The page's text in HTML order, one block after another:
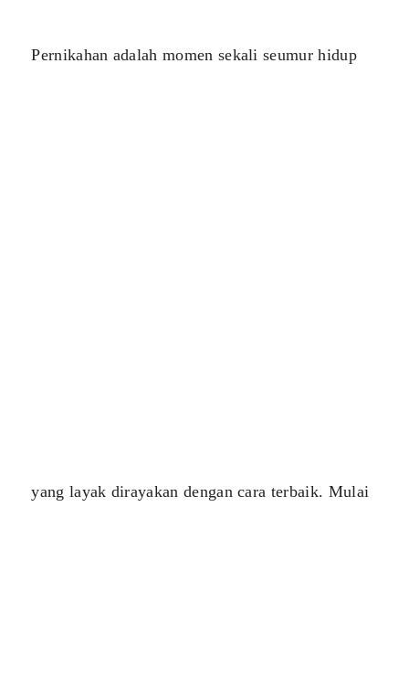
Pernikahan adalah momen sekali seumur hidup
yang layak dirayakan dengan cara terbaik. Mulai